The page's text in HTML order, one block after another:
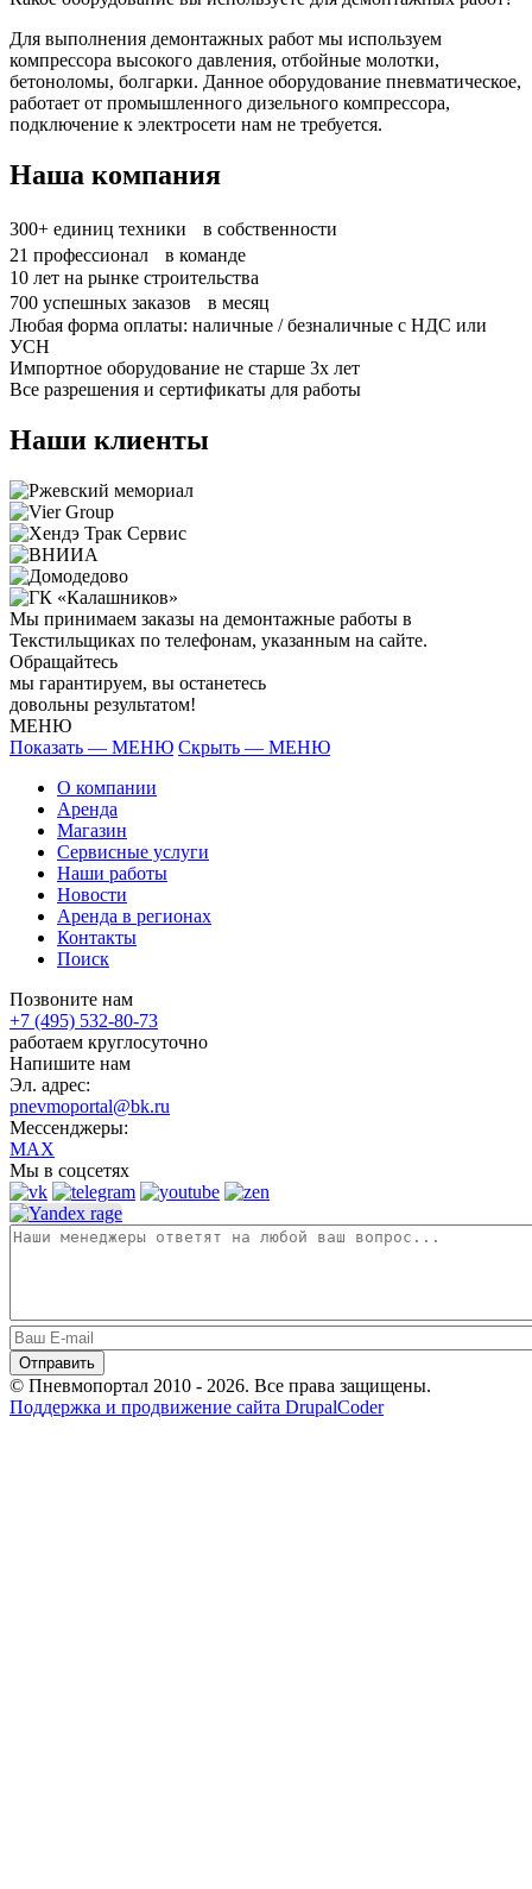
Для выполнения демонтажных работ мы используем
компрессора высокого давления, отбойные молотки,
бетоноломы, болгарки. Данное оборудование пневматическое,
работает от промышленного дизельного компрессора,
подключение к электросети нам не требуется.
Наша компания
300+ единиц техники в собственности
21 профессионал в команде
10 лет на рынке строительства
700 успешных заказов в месяц
Любая форма оплаты: наличные / безналичные с НДС или
УСН
Импортное оборудование не старше 3х лет
Все разрешения и сертификаты для работы
Наши клиенты
Мы принимаем заказы на демонтажные работы в
Текстильщиках по телефонам, указанным на сайте.
Обращайтесь
мы гарантируем, вы останетесь
довольны результатом!
МЕНЮ
Показать — МЕНЮ Скрыть — МЕНЮ
О компании
Аренда
Магазин
Сервисные услуги
Наши работы
Новости
Аренда в регионах
Контакты
Поиск
Позвоните нам
+7 (495) 532-80-73
работаем круглосуточно
Напишите нам
Эл. адрес:
pnevmoportal@bk.ru
Мессенджеры:
MAX
Мы в соцсетях
© Пневмопортал 2010 - 2026. Все права защищены.
Поддержка и продвижение сайта DrupalCoder